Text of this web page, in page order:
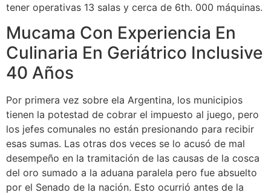
tener operativas 13 salas y cerca de 6th. 000 máquinas.
Mucama Con Experiencia En
Culinaria En Geriátrico Inclusive
40 Años
Por primera vez sobre ela Argentina, los municipios
tienen la potestad de cobrar el impuesto al juego, pero
los jefes comunales no están presionando para recibir
esas sumas. Las otras dos veces se lo acusó de mal
desempeño en la tramitación de las causas de la cosca
del oro sumado a la aduana paralela pero fue absuelto
por el Senado de la nación. Esto ocurrió antes de la